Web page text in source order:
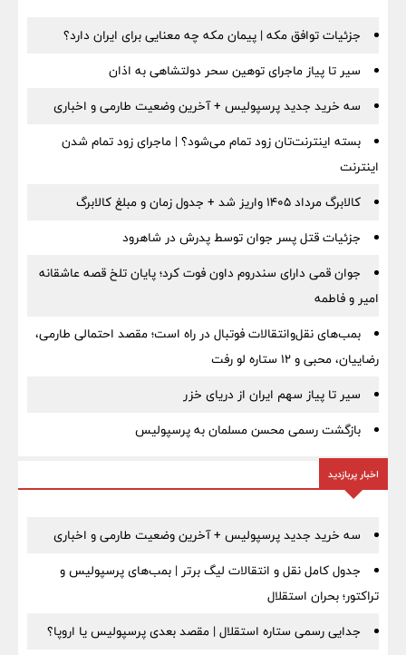
جزئیات توافق مکه | پیمان مکه چه معنایی برای ایران دارد؟
سیر تا پیاز ماجرای توهین سحر دولتشاهی به اذان
سه خرید جدید پرسپولیس + آخرین وضعیت طارمی و اخباری
بسته اینترنت‌تان زود تمام می‌شود؟ | ماجرای زود تمام شدن
اینترنت
کالابرگ مرداد ۱۴۰۵ واریز شد + جدول زمان و مبلغ کالابرگ
جزئیات قتل پسر جوان توسط پدرش در شاهرود
جوان قمی دارای سندروم داون فوت کرد؛ پایان تلخ قصه عاشقانه
امیر و فاطمه
بمب‌های نقل‌وانتقالات فوتبال در راه است؛ مقصد احتمالی طارمی،
رضاییان، محبی و ۱۲ ستاره لو رفت
سیر تا پیاز سهم ایران از دریای خزر
بازگشت رسمی محسن مسلمان به پرسپولیس
اخبار پربازدید
سه خرید جدید پرسپولیس + آخرین وضعیت طارمی و اخباری
جدول کامل نقل و انتقالات لیگ برتر | بمب‌های پرسپولیس و
تراکتور؛ بحران استقلال
جدایی رسمی ستاره استقلال | مقصد بعدی پرسپولیس یا اروپا؟